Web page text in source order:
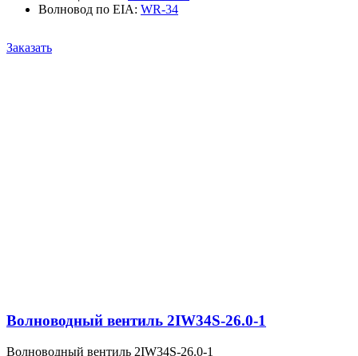
Волновод по EIA: WR-34
Заказать
Волноводный вентиль 2IW34S-26.0-1
Волноводный вентиль 2IW34S-26.0-1